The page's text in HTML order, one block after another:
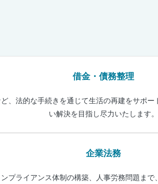
借金・債務整理
、法的な手続きを通じて生活の再建をサポ
い解決を目指し尽力いたします。
企業法務
プライアンス体制の構築、人事労務問題ま